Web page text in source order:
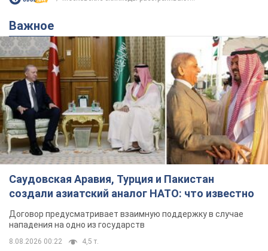
Важное
Саудовская Аравия, Турция и Пакистан
создали азиатский аналог НАТО: что известно
Договор предусматривает взаимную поддержку в случае
нападения на одно из государств
8.08.2026 00:22 4,5 т.